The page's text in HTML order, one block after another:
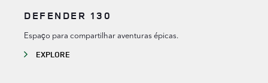
DEFENDER 130
Espaço para compartilhar aventuras épicas.
EXPLORE